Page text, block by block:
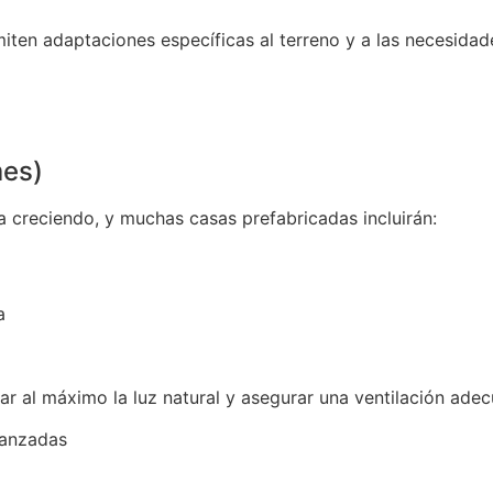
adaptaciones específicas al terreno y a las
y muchas casas prefabricadas incluirán:
al máximo la luz natural y asegurar una ventilación